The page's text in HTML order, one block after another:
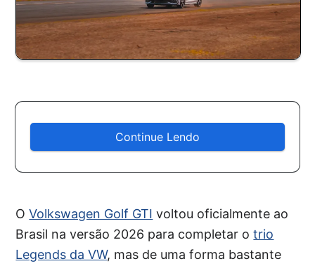
Continue Lendo
OVolkswagen Golf GTI voltou oficialmente ao
Brasil na versão 2026 para completar otrio
Legends da VW, mas de uma forma bastante